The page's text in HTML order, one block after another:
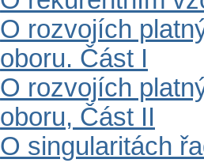
O rozvojích
oboru. Část I
O rozvojích
oboru, Část II
O singularitách